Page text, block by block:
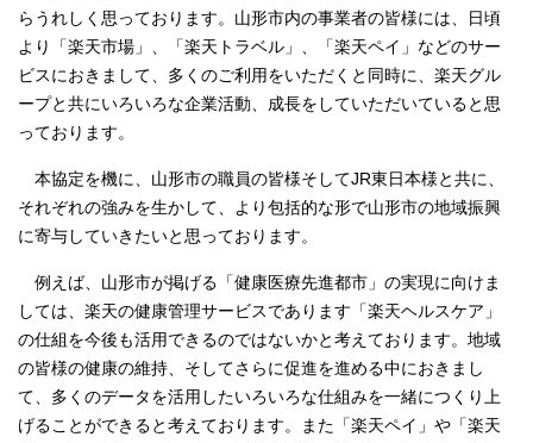
らうれしく思っております。山形市内の事業者の皆様には、日頃
より「楽天市場」、「楽天トラベル」、「楽天ペイ」などのサー
ビスにおきまして、多くのご利用をいただくと同時に、楽天グル
ープと共にいろいろな企業活動、成長をしていただいていると思
っております。
本協定を機に、山形市の職員の皆様そしてJR東日本様と共に、
それぞれの強みを生かして、より包括的な形で山形市の地域振興
に寄与していきたいと思っております。
例えば、山形市が掲げる「健康医療先進都市」の実現に向けま
しては、楽天の健康管理サービスであります「楽天ヘルスケア」
の仕組を今後も活用できるのではないかと考えております。地域
の皆様の健康の維持、そしてさらに促進を進める中におきまし
て、多くのデータを活用したいろいろな仕組みを一緒につくり上
げることができると考えております。また「楽天ペイ」や「楽天